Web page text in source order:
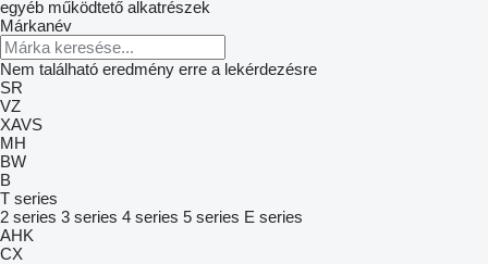
egyéb működtető alkatrészek
Márkanév
Nem található eredmény erre a lekérdezésre
SR
VZ
XAVS
MH
BW
B
T series
2 series 3 series 4 series 5 series E series
AHK
CX